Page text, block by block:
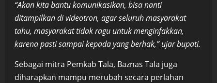
“Akan kita bantu komunikasikan, bisa nanti
ditampilkan di videotron, agar seluruh masyarakat
tahu, masyarakat tidak ragu untuk menginfakkan,
karena pasti sampai kepada yang berhak,” ujar bupati.
Sebagai mitra Pemkab Tala, Baznas Tala juga
diharapkan mampu merubah secara perlahan